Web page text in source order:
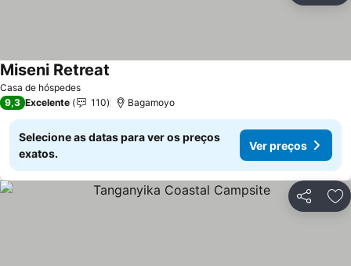
Casa de hóspedes
Miseni Retreat
9,3 Excelente 110 Bagamoyo
Selecione as datas para ver os preços
exatos.
Ver preços
Partilhar